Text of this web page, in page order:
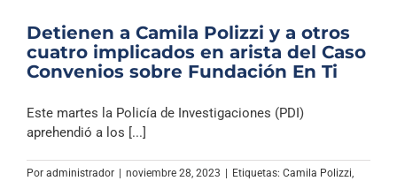
Detienen a Camila Polizzi y a otros
cuatro implicados en arista del Caso
Convenios sobre Fundación En Ti
Este martes la Policía de Investigaciones (PDI)
aprehendió a los [...]
Por administrador | noviembre 28, 2023 | Etiquetas: Camila Polizzi